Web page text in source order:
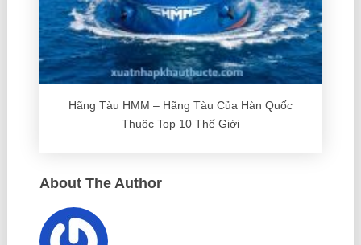
Hãng Tàu HMM – Hãng Tàu Của Hàn Quốc
Thuộc Top 10 Thế Giới
About The Author